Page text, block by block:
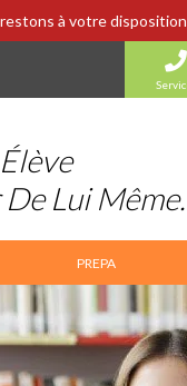
à votre
Lui Même.
PREPA